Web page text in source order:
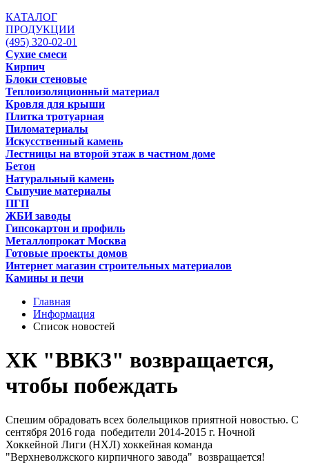
КАТАЛОГ
ПРОДУКЦИИ
(495) 320-02-01
Сухие смеси
Кирпич
Блоки стеновые
Теплоизоляционный материал
Кровля для крыши
Плитка тротуарная
Пиломатериалы
Искусственный камень
Лестницы на второй этаж в частном доме
Бетон
Натуральный камень
Сыпучие материалы
ПГП
ЖБИ заводы
Гипсокартон и профиль
Металлопрокат Москва
Готовые проекты домов
Интернет магазин строительных материалов
Камины и печи
Главная
Информация
Список новостей
ХК "ВВКЗ" возвращается,
чтобы побеждать
Спешим обрадовать всех болельщиков приятной новостью. С
сентября 2016 года победители 2014-2015 г. Ночной
Хоккейной Лиги (НХЛ) хоккейная команда
"Верхневолжского кирпичного завода" возвращается!